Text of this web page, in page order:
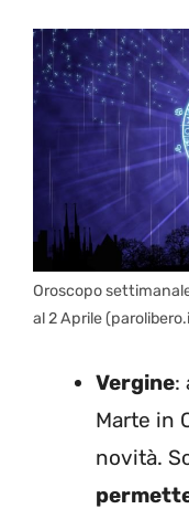
Oroscopo
al 2 Aprile
Vergine:
Marte in
novità.